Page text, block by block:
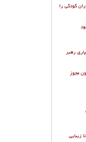
کودکی را
رهبر
مجوز
زیبایی